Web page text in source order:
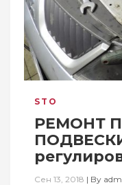
STO
РЕМОНТ
Сен 13, 2018 | By